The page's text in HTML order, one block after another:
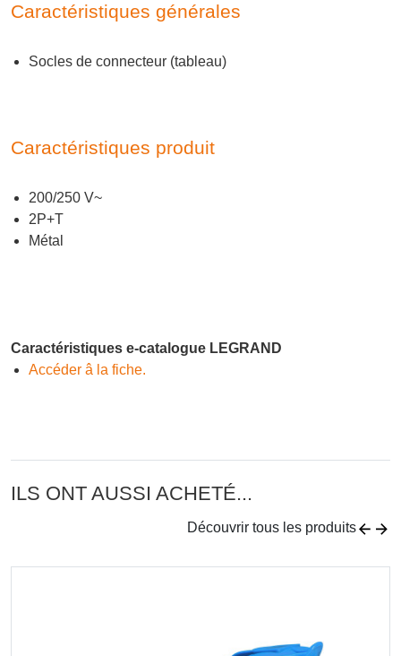
Caractéristiques générales
Socles de connecteur (tableau)
Caractéristiques produit
200/250 V~
2P+T
Métal
Caractéristiques e-catalogue LEGRAND
Accéder â la fiche.
ILS ONT AUSSI ACHETÉ...
Découvrir tous les produits